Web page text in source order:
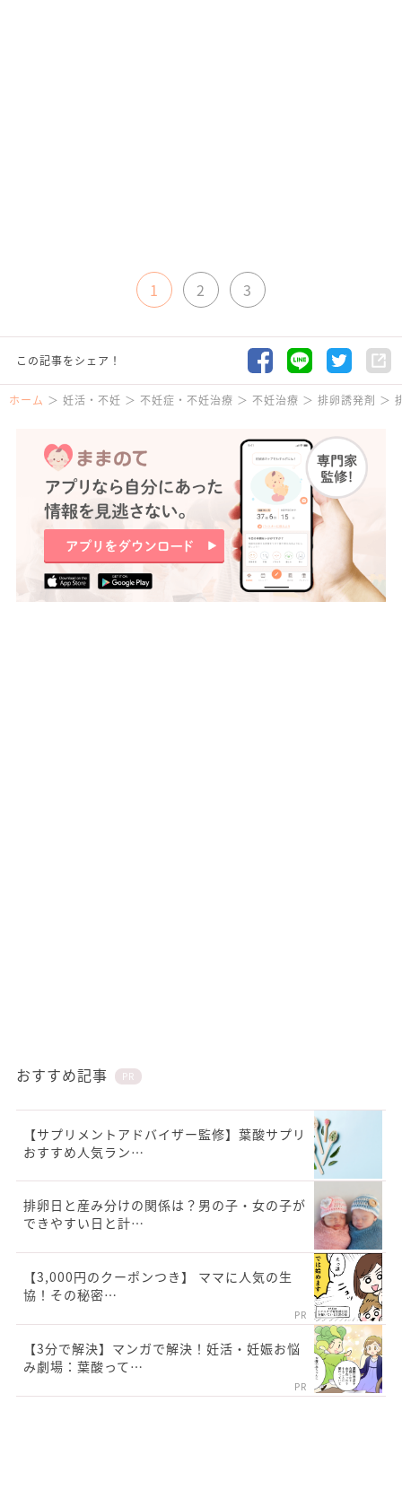
1 2 3
この記事をシェア！
ホーム 妊活・不妊 不妊症・不妊治療 不妊治療 排卵誘発剤
おすすめ記事 PR
【サプリメントアドバイザー監修】葉酸サプリ
おすすめ人気ラン…
排卵日と産み分けの関係は？男の子・女の子が
できやすい日と計…
【3,000円のクーポンつき】 ママに人気の生
協！その秘密…
PR
【3分で解決】マンガで解決！妊活・妊娠お悩
み劇場：葉酸って…
PR